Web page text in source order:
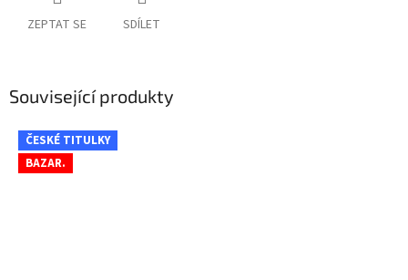
ZEPTAT SE SDÍLET
Související produkty
ČESKÉ TITULKY
BAZAR.